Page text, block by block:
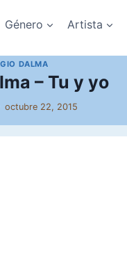
Género Artista
DALMA
– Tu y yo
octubre 22, 2015